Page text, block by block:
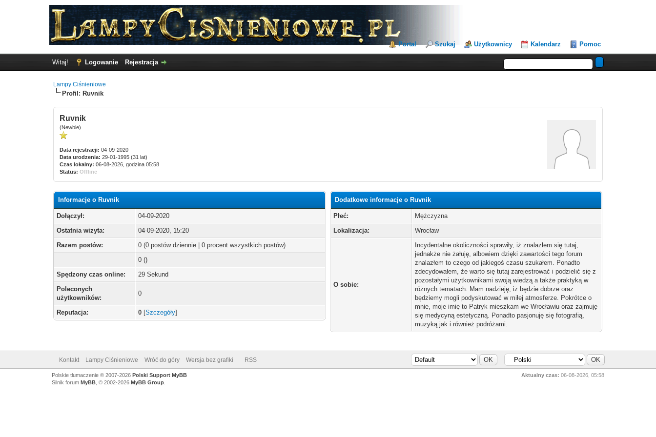
Portal Szukaj Użytkownicy Kalendarz Pomoc
Witaj! Logowanie Rejestracja
Lampy Ciśnieniowe
Profil: Ruvnik
Ruvnik
(Newbie)
Data rejestracji: 04-09-2020
Data urodzenia: 29-01-1995 (31 lat)
Czas lokalny: 06-08-2026, godzina 05:58
Status: Offline
Informacje o Ruvnik
Dołączył:
04-09-2020
Ostatnia wizyta:
04-09-2020, 15:20
Razem postów:
0 (0 postów dziennie | 0 procent wszystkich postów)
0 ()
Spędzony czas online:
29 Sekund
Poleconych
użytkowników:
0
Reputacja: 0 [Szczegóły]
Dodatkowe informacje o Ruvnik
Płeć:
Mężczyzna
Lokalizacja:
Wrocław
O sobie:
Incydentalne okoliczności sprawiły, iż znalazłem się tutaj,
jednakże nie żałuję, albowiem dzięki zawartości tego forum
znalazłem to czego od jakiegoś czasu szukałem. Ponadto
zdecydowałem, że warto się tutaj zarejestrować i podzielić się z
pozostałymi użytkownikami swoją wiedzą a także praktyką w
różnych tematach. Mam nadzieję, iż będzie dobrze oraz
będziemy mogli podyskutować w miłej atmosferze. Pokrótce o
mnie, moje imię to Patryk mieszkam we Wrocławiu oraz zajmuję
się medycyną estetyczną. Ponadto pasjonuję się fotografią,
muzyką jak i również podróżami.
Kontakt Lampy Ciśnieniowe Wróć do góry Wersja bez grafiki RSS
Aktualny czas: 06-08-2026, 05:58
Polskie tłumaczenie © 2007-2026 Polski Support MyBB
Silnik forum MyBB, © 2002-2026 MyBB Group.